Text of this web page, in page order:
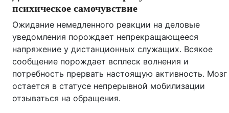
психическое самочувствие
Ожидание немедленного реакции на деловые
уведомления порождает непрекращающееся
напряжение у дистанционных служащих. Всякое
сообщение порождает всплеск волнения и
потребность прервать настоящую активность. Мозг
остается в статусе непрерывной мобилизации
отзываться на обращения.